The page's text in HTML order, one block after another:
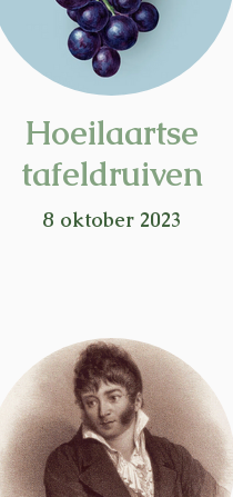
Hoeilaartse
tafeldruiven
8 oktober 2023